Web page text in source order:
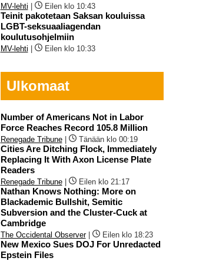
MV-lehti Eilen klo 10:43
Teinit pakotetaan Saksan kouluissa
LGBT-seksuaaliagendan
koulutusohjelmiin
MV-lehti Eilen klo 10:33
Ulkomaat
Number of Americans Not in Labor
Force Reaches Record 105.8 Million
Renegade Tribune| Tänään klo 00:19
Cities Are Ditching Flock, Immediately
Replacing It With Axon License Plate
Readers
Renegade Tribune| Eilen klo 21:17
Nathan Knows Nothing: More on
Blackademic Bullshit, Semitic
Subversion and the Cluster-Cuck at
Cambridge
The Occidental Observer| Eilen klo 18:23
New Mexico Sues DOJ For Unredacted
Epstein Files